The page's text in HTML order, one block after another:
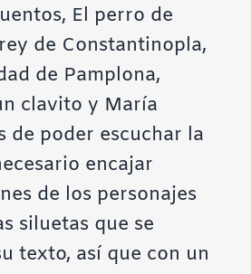
, El perro de
de Constantinopla,
de Pamplona,
clavito y María
de poder escuchar la
encajar
de los personajes
siluetas que se
texto, así que con un